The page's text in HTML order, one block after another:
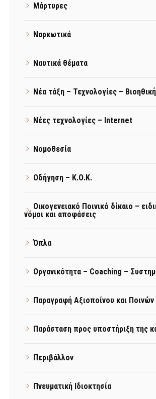
Μάρτυρες
Ναρκωτικά
Ναυτικά θέματα
Νέα τάξη – Τεχνολογίες – Βιοηθική
Νέες τεχνολογίες – Internet
Νομοθεσία
Οδήγηση – Κ.Ο.Κ.
Οικογενειακό Ποινικό δίκαιο –
νόμοι και αποφάσεις
Όπλα
Οργανικότητα – Coaching –
Παραγραφή Αξιοποίνου και Ποινών
Παράσταση προς υποστήριξη της
Περιβάλλον
Πνευματική Ιδιοκτησία